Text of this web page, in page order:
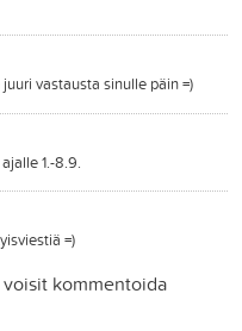
vastausta sinulle päin =)
1.-8.9.
=)
kommentoida